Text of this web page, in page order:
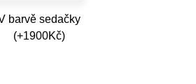
barvě sedačky
(+1900Kč)